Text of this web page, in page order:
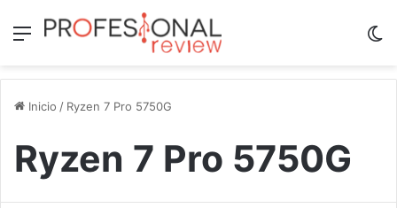
Menú
Inicio / Ryzen 7 Pro 5750G
Ryzen 7 Pro 5750G